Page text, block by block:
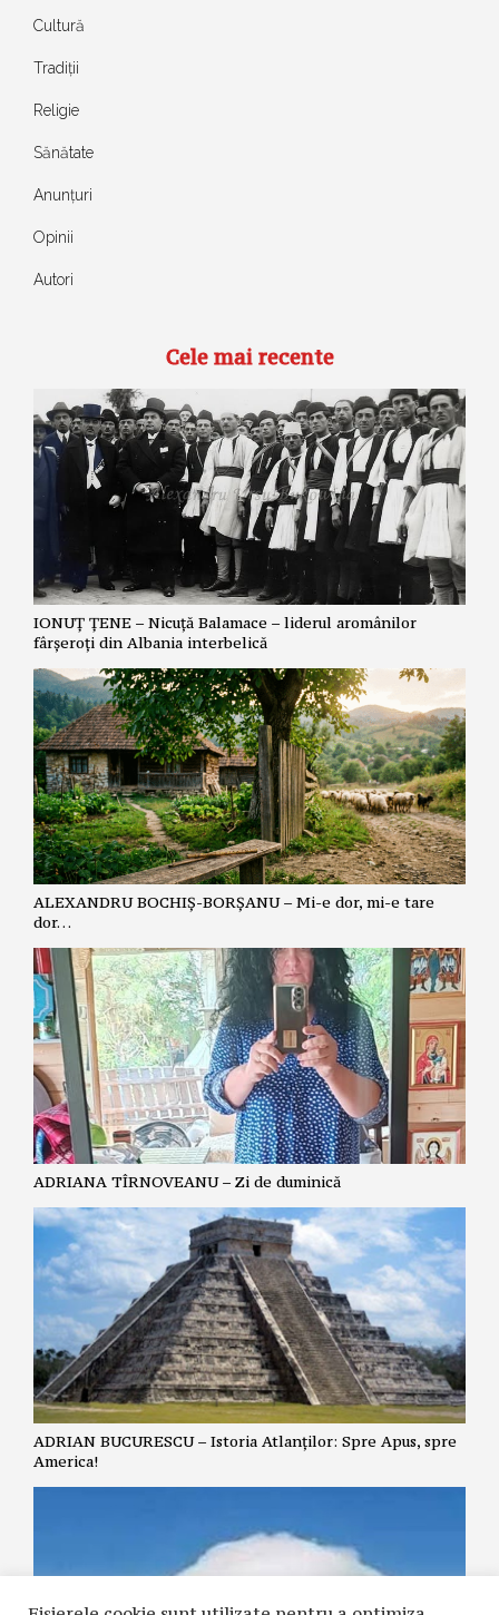
Cultură
Tradiții
Religie
Sănătate
Anunțuri
Opinii
Autori
Cele mai recente
IONUȚ ȚENE – Nicuță Balamace – liderul aromânilor
fârșeroți din Albania interbelică
ALEXANDRU BOCHIȘ-BORȘANU – Mi-e dor, mi-e tare
dor…
ADRIANA TÎRNOVEANU – Zi de duminică
ADRIAN BUCURESCU – Istoria Atlanților: Spre Apus, spre
America!